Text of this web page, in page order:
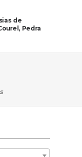
de
Pedra